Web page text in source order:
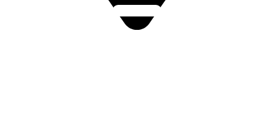
Click Here